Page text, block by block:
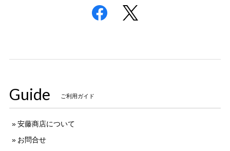
Guide ご利用ガイド
安藤商店について
お問合せ